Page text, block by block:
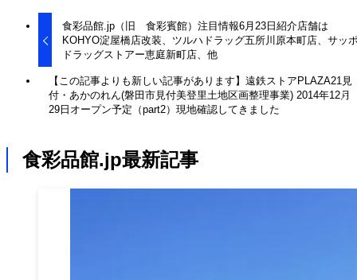
食彩品館.jp（旧 食彩賓館）注目情報6月23日紹介店舗は
KOHYO淀屋橋店改装、ツルハドラッグ五所川原本町店、サッ
ドラッグストアー恵庭新町店、他
【この記事よりも新しい記事があります】遠鉄ストアPLAZA21見
付・あかのれん(磐田市見付美登里土地区画整理事業) 2014年12月
29日オープン予定（part2）現地確認してきました
食彩品館.jp最新記事